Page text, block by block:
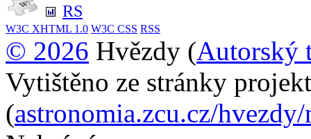
RS
W3C XHTML 1.0 W3C CSS RSS
© 2026 Hvězdy (Autorský
Vytištěno ze stránky
(astronomia.zcu.cz/